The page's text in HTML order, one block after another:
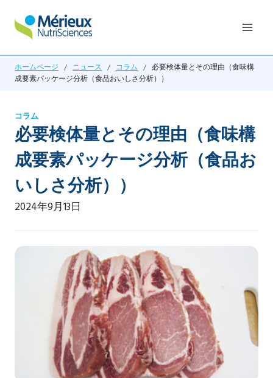
ス
ホームページ / ニュース / コラム / 必要検体量とその理由（食味構
成要素パッケージ分析（食品おいしさ分析））
コラム
必要検体量とその理由（食味構
成要素パッケージ分析（食品お
いしさ分析））
2024年9月13日